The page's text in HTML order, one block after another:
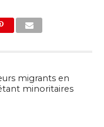
migrants en
minoritaires